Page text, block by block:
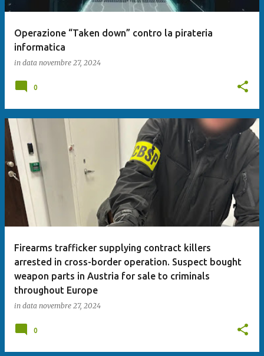
Operazione “Taken down” contro la pirateria
informatica
in data novembre 27, 2024
0
Firearms trafficker supplying contract killers
arrested in cross-border operation. Suspect bought
weapon parts in Austria for sale to criminals
throughout Europe
in data novembre 27, 2024
0